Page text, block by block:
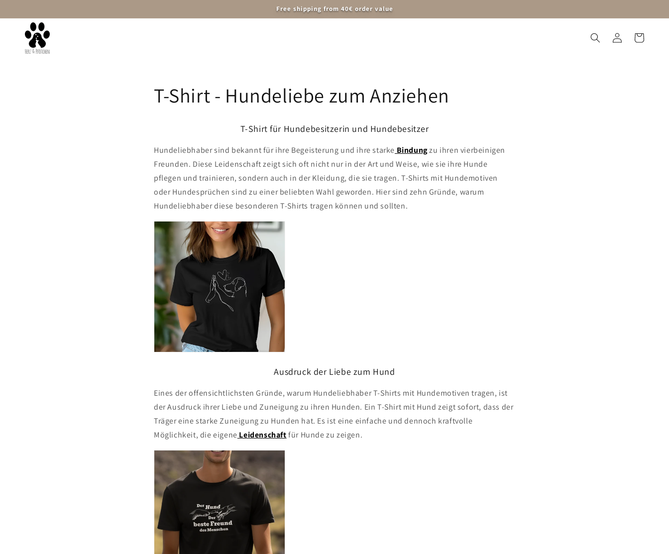
Free shipping from 40€ order value
Log
in
Cart
T-Shirt - Hundeliebe zum Anziehen
T-Shirt für Hundebesitzerin und Hundebesitzer
Hundeliebhaber sind bekannt für ihre Begeisterung und ihre starke Bindungzu ihren vierbeinigen
Freunden. Diese Leidenschaft zeigt sich oft nicht nur in der Art und Weise, wie sie ihre Hunde
pflegen und trainieren, sondern auch in der Kleidung, die sie tragen. T-Shirts mit Hundemotiven
oder Hundesprüchen sind zu einer beliebten Wahl geworden. Hier sind zehn Gründe, warum
Hundeliebhaber diese besonderen T-Shirts tragen können und sollten.
Ausdruck der Liebe zum Hund
Eines der offensichtlichsten Gründe, warum Hundeliebhaber T-Shirts mit Hundemotiven tragen, ist
der Ausdruck ihrer Liebe und Zuneigung zu ihren Hunden. Ein T-Shirt mit Hund zeigt sofort, dass der
Träger eine starke Zuneigung zu Hunden hat. Es ist eine einfache und dennoch kraftvolle
Möglichkeit, die eigene Leidenschaftfür Hunde zu zeigen.